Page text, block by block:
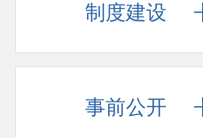
制度建设
事前公开